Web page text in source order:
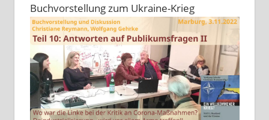
Buchvorstellung zum Ukraine-Krieg